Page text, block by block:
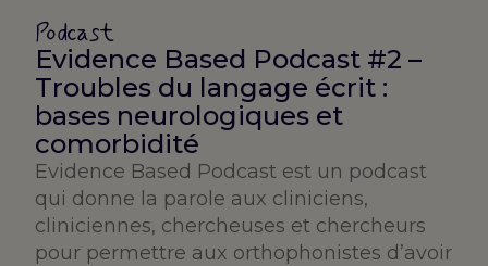
Podcast
Evidence Based Podcast #2 –
Troubles du langage écrit :
bases neurologiques et
comorbidité
Evidence Based Podcast est un podcast
qui donne la parole aux cliniciens,
cliniciennes, chercheuses et chercheurs
pour permettre aux orthophonistes d’avoir